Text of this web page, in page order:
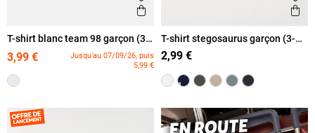
Ajouter aux favoris
Aperçu rapide
T-shirt blanc team 98 garçon (3-
12A)
3,99 €
Jusqu'au 07/09/26, puis
5,99 €
T-shirt stegosaurus garçon (3-
12A)
2,99 €